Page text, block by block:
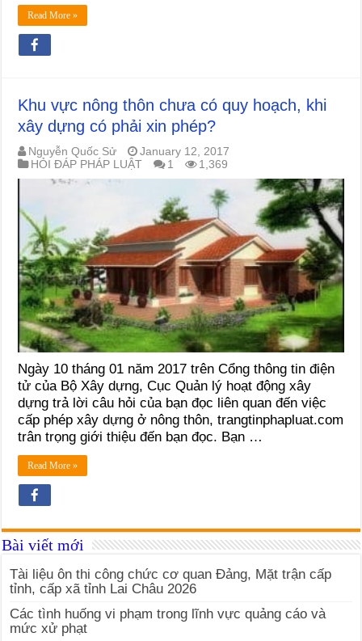
Read More »
Khu vực nông thôn chưa có quy hoạch, khi
xây dựng có phải xin phép?
Nguyễn Quốc Sử
January 12, 2017
HỎI ĐÁP PHÁP LUẬT
1 1,369
Ngày 10 tháng 01 năm 2017 trên Cổng thông tin điện
tử của Bộ Xây dựng, Cục Quản lý hoạt động xây
dựng trả lời câu hỏi của bạn đọc liên quan đến việc
cấp phép xây dựng ở nông thôn, trangtinphapluat.com
trân trọng giới thiệu đến bạn đọc. Bạn …
Read More »
Bài viết mới
Tài liệu ôn thi công chức cơ quan Đảng, Mặt trận cấp
tỉnh, cấp xã tỉnh Lai Châu 2026
Các tình huống vi phạm trong lĩnh vực quảng cáo và
mức xử phạt